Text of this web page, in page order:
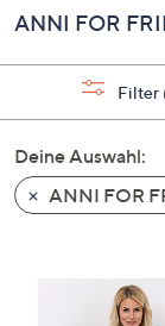
Pfeiltasten
nach
und
nach
unten
oder
ANNI FOR
Filter
Deine Auswahl:
ANNI FOR